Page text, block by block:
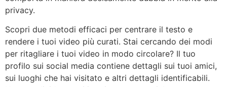
privacy.
Scopri due metodi efficaci per centrare il testo e
rendere i tuoi video più curati. Stai cercando dei modi
per ritagliare i tuoi video in modo circolare? Il tuo
profilo sui social media contiene dettagli sui tuoi amici,
sui luoghi che hai visitato e altri dettagli identificabili.